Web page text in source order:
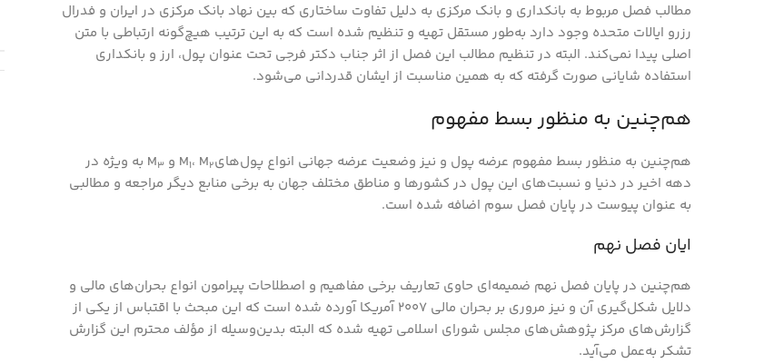
مطالب فصل مربوط به بانکداري و بانک مرکزي به دليل تفاوت ساختاري که بين نهاد بانک مرکزي در ايران و فدرال
رزرو ايالات متحده وجود دارد به‌طور مستقل تهيه و تنظيم شده است که به اين ترتيب هيچ‌گونه ارتباطي با متن
اصلي پيدا نمي‌کند. البته در تنظيم مطالب اين فصل از اثر جناب دکتر فرجي تحت عنوان پول، ارز و بانکداري
استفاده شاياني صورت گرفته که به همين مناسبت از ايشان قدرداني مي‌شود.
هم‌چنين به منظور بسط مفهوم
هم‌چنين به منظور بسط مفهوم عرضه پول و نيز وضعيت عرضه جهاني انواع پول‌هايM 1، M2 و M 3
به ويژه در
دهه اخير در دنيا و نسبت‌هاي اين پول در کشورها و مناطق مختلف جهان به برخي منابع ديگر مراجعه و مطالبي
به عنوان پيوست در پايان فصل سوم اضافه شده است.
ايان فصل نهم
هم‌چنين در پايان فصل نهم ضميمه‌اي حاوي تعاريف برخي مفاهيم و اصطلاحات پيرامون انواع بحران‌هاي مالي و
دلايل شکل‌گيري آن و نيز مروري بر بحران مالي 2007 آمريکا آورده شده است که اين مبحث با اقتباس از يکي از
گزارش‌هاي مرکز پژوهش‌هاي مجلس شوراي اسلامي تهيه شده که البته بدين‌وسيله از مؤلف محترم اين گزارش
تشکر به‌عمل مي‌آيد.